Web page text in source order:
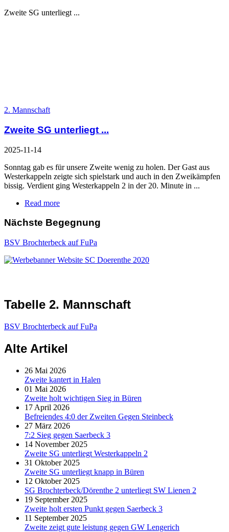
Zweite SG unterliegt ...
2. Mannschaft
Zweite SG unterliegt ...
2025-11-14
Sonntag gab es für unsere Zweite wenig zu holen. Der Gast aus
Westerkappeln zeigte sich spielstark und auch in den Zweikämpfen
bissig. Verdient ging Westerkappeln 2 in der 20. Minute in ...
Read more
Nächste Begegnung
BSV Brochterbeck auf FuPa
Tabelle 2. Mannschaft
BSV Brochterbeck auf FuPa
Alte Artikel
26 Mai 2026
Zweite kantert in Halen
01 Mai 2026
Zweite holt wichtigen Sieg in Büren
17 April 2026
Befreiendes 4:0 der Zweiten Gegen Steinbeck
27 März 2026
7:2 Sieg gegen Saerbeck 3
14 November 2025
Zweite SG unterliegt Westerkappeln 2
31 Oktober 2025
Zweite SG unterliegt knapp in Büren
12 Oktober 2025
SG Brochterbeck/Dörenthe 2 unterliegt SW Lienen 2
19 September 2025
Zweite holt ersten Punkt gegen Saerbeck 3
11 September 2025
Zweite zeigt gute leistung gegen GW Lengerich